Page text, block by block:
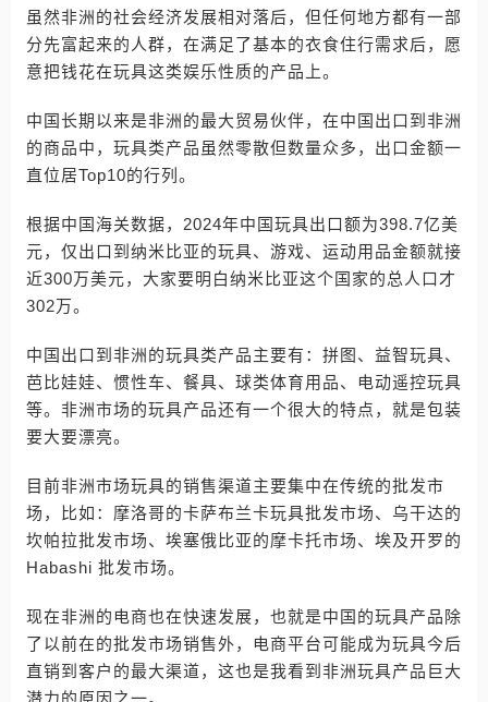
虽然非洲的社会经济发展相对落后，但任何地方都有一部
分先富起来的人群，在满足了基本的衣食住行需求后，愿
意把钱花在玩具这类娱乐性质的产品上。
中国长期以来是非洲的最大贸易伙伴，在中国出口到非洲
的商品中，玩具类产品虽然零散但数量众多，出口金额一
直位居Top10的行列。
根据中国海关数据，2024年中国玩具出口额为398.7亿美
元，仅出口到纳米比亚的玩具、游戏、运动用品金额就接
近300万美元，大家要明白纳米比亚这个国家的总人口才
302万。
中国出口到非洲的玩具类产品主要有：拼图、益智玩具、
芭比娃娃、惯性车、餐具、球类体育用品、电动遥控玩具
等。非洲市场的玩具产品还有一个很大的特点，就是包装
要大要漂亮。
目前非洲市场玩具的销售渠道主要集中在传统的批发市
场，比如：摩洛哥的卡萨布兰卡玩具批发市场、乌干达的
坎帕拉批发市场、埃塞俄比亚的摩卡托市场、埃及开罗的
Habashi 批发市场。
现在非洲的电商也在快速发展，也就是中国的玩具产品除
了以前在的批发市场销售外，电商平台可能成为玩具今后
直销到客户的最大渠道，这也是我看到非洲玩具产品巨大
潜力的原因之一。